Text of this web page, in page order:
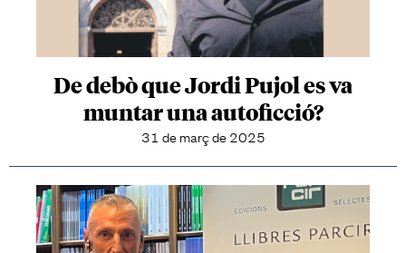
De debò que Jordi Pujol es va
muntar una autoficció?
31 de març de 2025